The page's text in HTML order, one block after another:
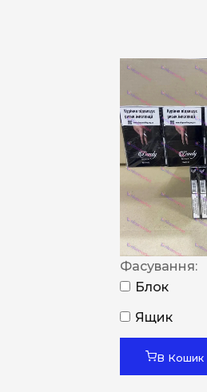
Фасування:
Блок
Ящик
В Кошик